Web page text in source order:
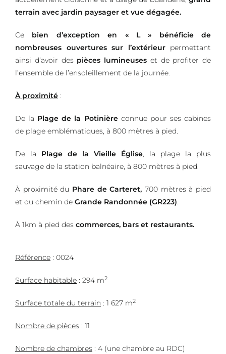
terrain avec jardin paysager et vue dégagée.
Ce bien d’exception en « L » bénéficie de
nombreuses ouvertures sur l’extérieurpermettant
ainsi d’avoir des pièces lumineuses et de profiter de
l’ensemble de l’ensoleillement de la journée.
À proximité :
De la Plage de la Potinièreconnue pour ses cabines
de plage emblématiques, à 800 mètres à pied.
De la Plage de la Vieille Église, la plage la plus
sauvage de la station balnéaire, à 800 mètres à pied.
À proximité du Phare de Carteret, 700 mètres à pied
et du chemin de Grande Randonnée (GR223).
À 1km à pied des commerces, bars et restaurants.
Référence : 0024
Surface habitable : 294 m2
Surface totale du terrain : 1 627 m2
Nombre de pièces : 11
Nombre de chambres : 4 (une chambre au RDC)